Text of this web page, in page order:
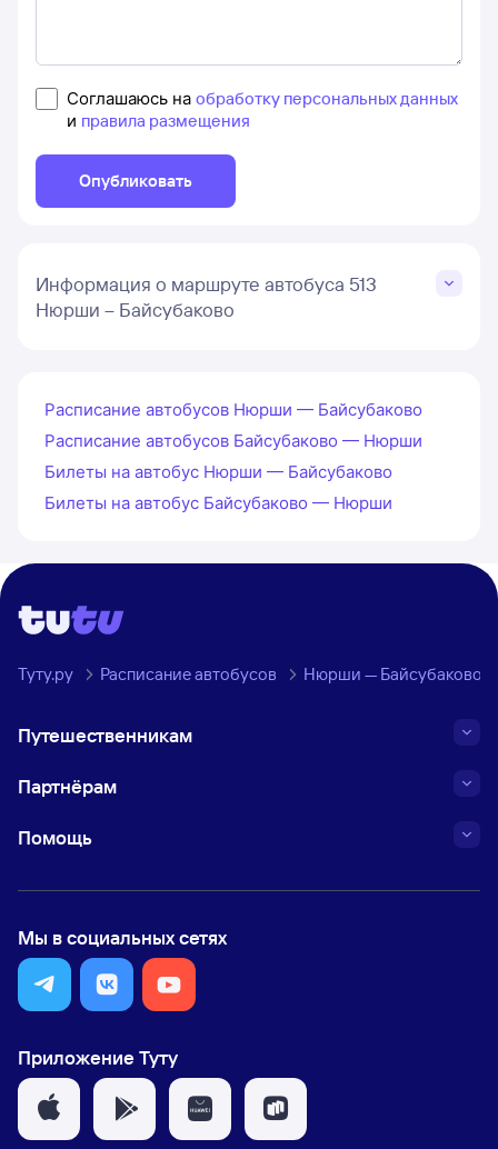
Соглашаюсь на обработку персональных данных
и правила размещения
Опубликовать
Информация о маршруте автобуса 513
Нюрши – Байсубаково
Расписание автобусов Нюрши — Байсубаково
Расписание автобусов Байсубаково — Нюрши
Билеты на автобус Нюрши — Байсубаково
Билеты на автобус Байсубаково — Нюрши
Туту.ру Расписание автобусов Нюрши — Байсубаково
Путешественникам
Партнёрам
Помощь
Мы в социальных сетях
Приложение Туту